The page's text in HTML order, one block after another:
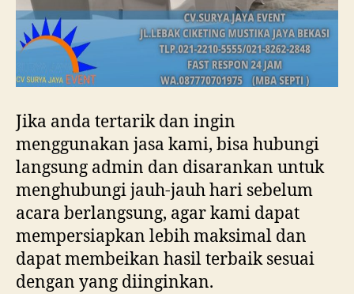
Jika anda tertarik dan ingin
menggunakan jasa kami, bisa hubungi
langsung admin dan disarankan untuk
menghubungi jauh-jauh hari sebelum
acara berlangsung, agar kami dapat
mempersiapkan lebih maksimal dan
dapat membeikan hasil terbaik sesuai
dengan yang diinginkan.